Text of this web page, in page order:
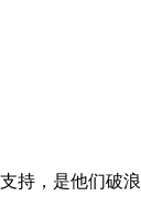
持，是他们破